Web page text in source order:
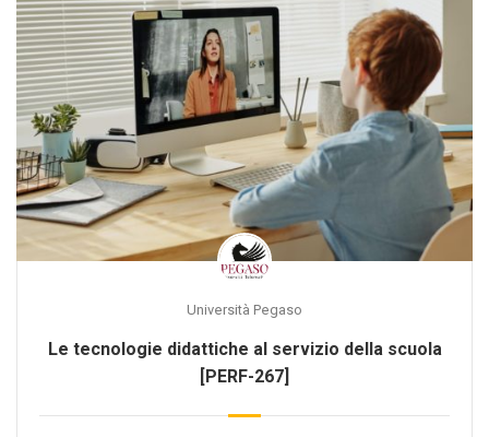
Università Pegaso
Le tecnologie didattiche al servizio della scuola
[PERF-267]